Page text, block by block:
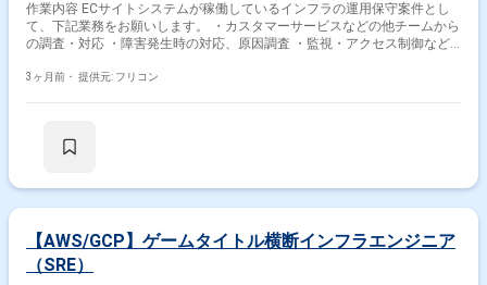
作業内容 ECサイトシステムが稼働しているインフラの運用保守案件とし
て、下記業務をお願いします。 ・カスタマーサービスなどの他チームから
の調査・対応 ・障害発生時の対応、原因調査 ・監視・アクセス制御など
3ヶ月前・ 提供元: フリコン
【AWS/GCP】ゲームタイトル横断インフラエンジニア
（SRE）